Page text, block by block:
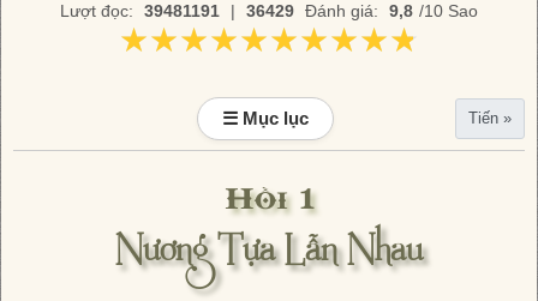
Lượt đọc: 39481191 | 36429 Đánh giá: 9,8 /10 Sao
★★★★★★★★★★
★★★★★★★★★★
☰ Mục lục Tiến »
Hồi 1
Nương Tựa Lẫn Nhau